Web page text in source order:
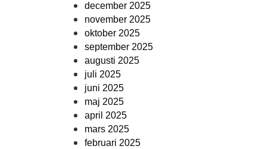
december 2025
november 2025
oktober 2025
september 2025
augusti 2025
juli 2025
juni 2025
maj 2025
april 2025
mars 2025
februari 2025